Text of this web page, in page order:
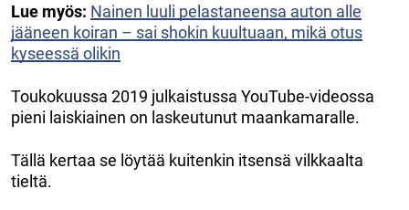
Lue myös: Nainen luuli pelastaneensa auton alle
jääneen koiran – sai shokin kuultuaan, mikä otus
kyseessä olikin
Toukokuussa 2019 julkaistussa YouTube-videossa
pieni laiskiainen on laskeutunut maankamaralle.
Tällä kertaa se löytää kuitenkin itsensä vilkkaalta
tieltä.